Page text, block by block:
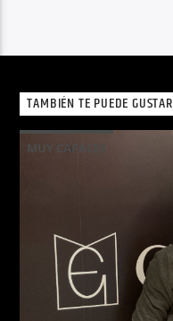
TAMBIÉN TE PUEDE GUSTAR
MUY CAPACES